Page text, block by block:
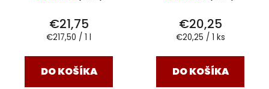
€21,75
Jednotková
€217,50 / 1 l
DO KOŠÍKA
€20,25
Jednotková
€20,25 / 1 ks
DO KOŠÍKA